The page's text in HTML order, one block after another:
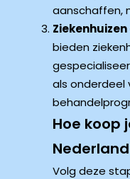
aanschaffen,
bieden
als onderdeel
Hoe koop
Volg deze